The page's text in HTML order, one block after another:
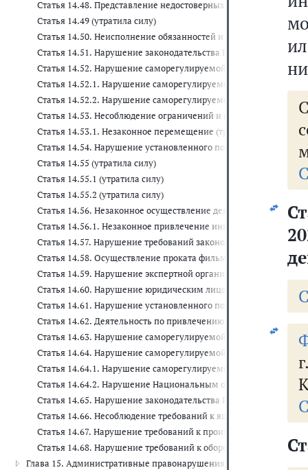
Статья 14.48. Представление недостоверных результатов
Статья 14.49 (утратила силу)
Статья 14.50. Неисполнение обязанностей и требований при
Статья 14.51. Нарушение законодательства Российской
Статья 14.52. Нарушение саморегулируемой организацией
Статья 14.52.1. Нарушение саморегулируемой организацией
Статья 14.52.2. Нарушение саморегулируемой организацией
Статья 14.53. Несоблюдение ограничений и (или) нарушение
Статья 14.53.1. Незаконное перемещение (транспортировка)
Статья 14.54. Нарушение установленного порядка проведения
Статья 14.55 (утратила силу)
Статья 14.55.1 (утратила силу)
Статья 14.55.2 (утратила силу)
Статья 14.56. Незаконное осуществление деятельности по
Статья 14.56.1. Незаконное привлечение инвестиций
Статья 14.57. Нарушение требований законодательства о
Статья 14.58. Осуществление проката фильма и (или) показа
Статья 14.59. Нарушение экспертной организацией
Статья 14.60. Нарушение юридическим лицом,
Статья 14.61. Нарушение установленного порядка
Статья 14.62. Деятельность по привлечению денежных
Статья 14.63. Нарушение саморегулируемой организацией в
Статья 14.64. Нарушение саморегулируемой организацией в
Статья 14.64.1. Нарушение саморегулируемой организацией
Статья 14.64.2. Нарушение Национальным объединением
Статья 14.65. Нарушение законодательства Российской
Статья 14.66. Несоблюдение требований к ящикам для сбора
Статья 14.67. Нарушение требований к производству или
Статья 14.68. Нарушение требований к обороту метанола и
Глава 15. Административные правонарушения в области